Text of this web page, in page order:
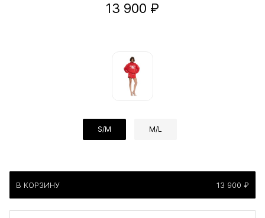
13 900 ₽
S/M M/L
В КОРЗИНУ 13 900 ₽